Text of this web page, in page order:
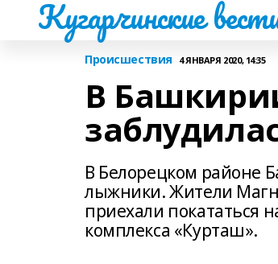
Кугарчинские
Происшествия 4 ЯНВАРЯ 2020, 14:35
В
В Белорецком районе
лыжники. Жители
приехали покататься
комплекса «Курташ».